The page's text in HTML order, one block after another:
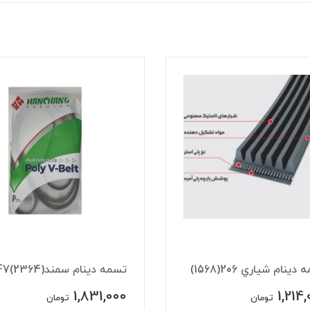
شياري 206(1568)
تومان
تسمه دينام سمند(2364)EF7
1,831,000 تومان